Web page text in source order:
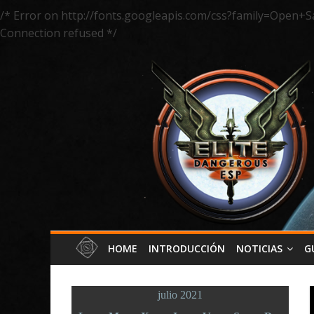
/* Error on http://fonts.googleapis.com/
Connection refused */
HOME INTRODUCCIÓN NOTICIAS
julio 2021